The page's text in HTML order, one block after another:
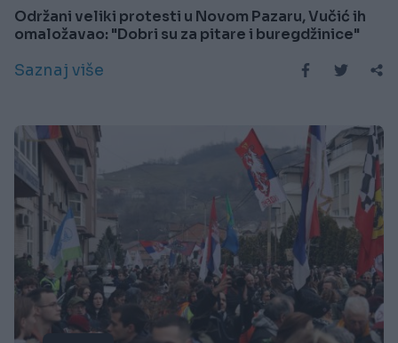
Održani veliki protesti u Novom Pazaru, Vučić ih
omaložavao: "Dobri su za pitare i buregdžinice"
Saznaj više